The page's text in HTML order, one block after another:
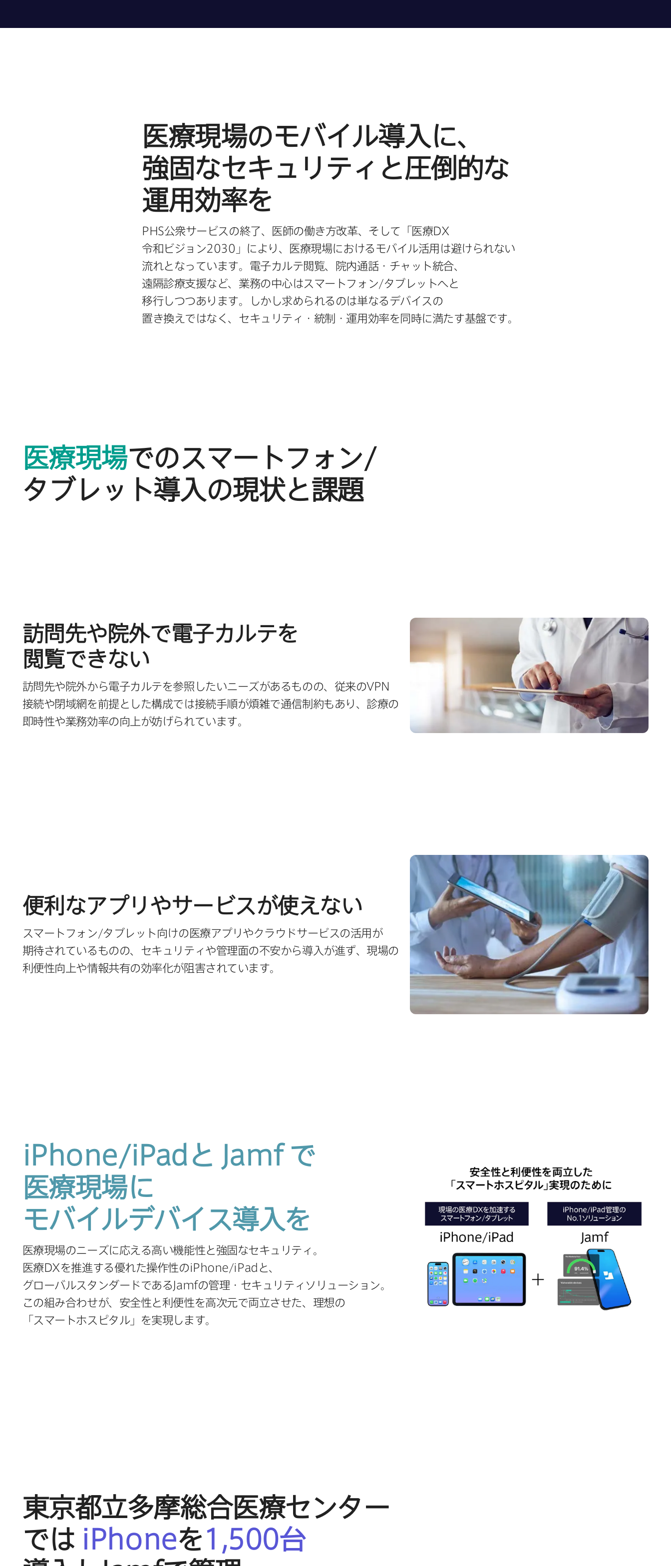
医療現場の​モバイル導入に、
強固な​セキュリティと​圧倒的な​
運用効率を
PHS公衆サービスの​終了、​医師の​働き方​改革、​そして​「医療DX
令和ビジョン2030 」に​より、​医療現場に​おける​モバイル活用は​避けられない​
流れと​なっています。​電子カルテ閲覧、​院内通話・チャット統合、​
遠隔診療支援など、​業務の​中心は​スマートフォン/タブレットへと​
移行しつつあります。​しか​し​求められるのは​単なる​デバイスの​
置き換えではなく、​セキュリティ・統制・運用効率を​同時に​満たす基盤です。
医療現場での​スマートフォン/
タブレット導入の​現状と​課題
訪問先や​院外で​電子カルテを​
閲覧できない
訪問先や​院外から​電子カルテを​参照したい​ニーズが​ある​ものの、​従来のVPN
接続や​閉域網を​前提とした​構成では​接続手順が​煩雑で​通信制約も​あり、​診療の​
即時性や業務効率の​向上が​妨げられています。
便利な​アプリや​サービスが​使えない
スマートフォン/タブレット向けの​医療アプリや​クラウドサービスの​活用が​
期待されている​ものの、​セキュリティや​管理面の​不安から​導入が​進ず、​現場の​
利便性向上や情報共有の​効率化が​阻害されています。
iPhone/iPad と Jamf で
医療現場に​​
モバイルデバイス導入を
医療現場の​ニーズに​応える​高い​機能性と​強固な​セキュリティ。
医療DXを​推進する​優れた​操作性のiPhone/iPad と、​
グローバルスタンダードである Jamfの​管理・セキュリティソリューション。
この​組み合わせが、​安全性と​利便性を​高次元で​両立させた、​理想の​
「スマートホスピタル」を​実現します。
東京都立多摩総合医療センター
では iPhoneを1 ,500台